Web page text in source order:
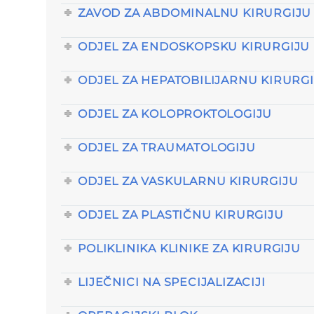
ZAVOD ZA ABDOMINALNU KIRURGIJU
ODJEL ZA ENDOSKOPSKU KIRURGIJU
ODJEL ZA HEPATOBILIJARNU
ODJEL ZA KOLOPROKTOLOGIJU
ODJEL ZA TRAUMATOLOGIJU
ODJEL ZA VASKULARNU KIRURGIJU
ODJEL ZA PLASTIČNU KIRURGIJU
POLIKLINIKA KLINIKE ZA KIRURGIJU
LIJEČNICI NA SPECIJALIZACIJI